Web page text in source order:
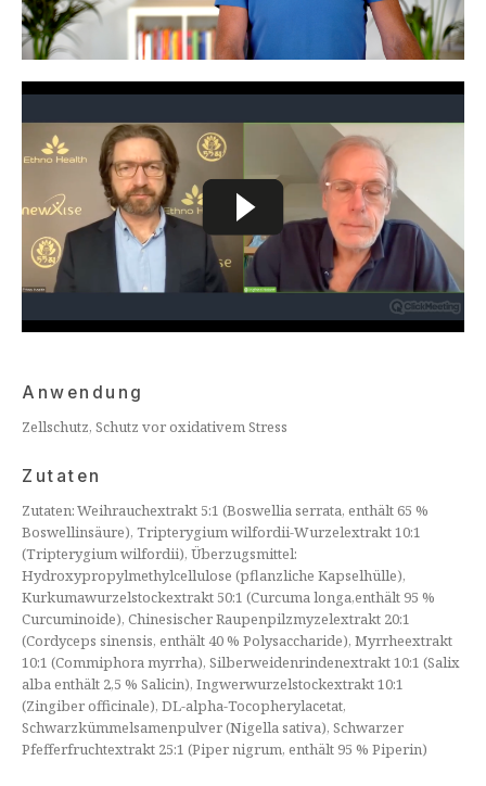
Anwendung
Zellschutz, Schutz vor oxidativem Stress
Zutaten
Zutaten: Weihrauchextrakt 5:1 (Boswellia serrata, enthält 65 %
Boswellinsäure), Tripterygium wilfordii-Wurzelextrakt 10:1
(Tripterygium wilfordii), Überzugsmittel:
Hydroxypropylmethylcellulose (pflanzliche Kapselhülle),
Kurkumawurzelstockextrakt 50:1 (Curcuma longa,enthält 95 %
Curcuminoide), Chinesischer Raupenpilzmyzelextrakt 20:1
(Cordyceps sinensis, enthält 40 % Polysaccharide), Myrrheextrakt
10:1 (Commiphora myrrha), Silberweidenrindenextrakt 10:1 (Salix
alba enthält 2,5 % Salicin), Ingwerwurzelstockextrakt 10:1
(Zingiber officinale), DL-alpha-Tocopherylacetat,
Schwarzkümmelsamenpulver (Nigella sativa), Schwarzer
Pfefferfruchtextrakt 25:1 (Piper nigrum, enthält 95 % Piperin)